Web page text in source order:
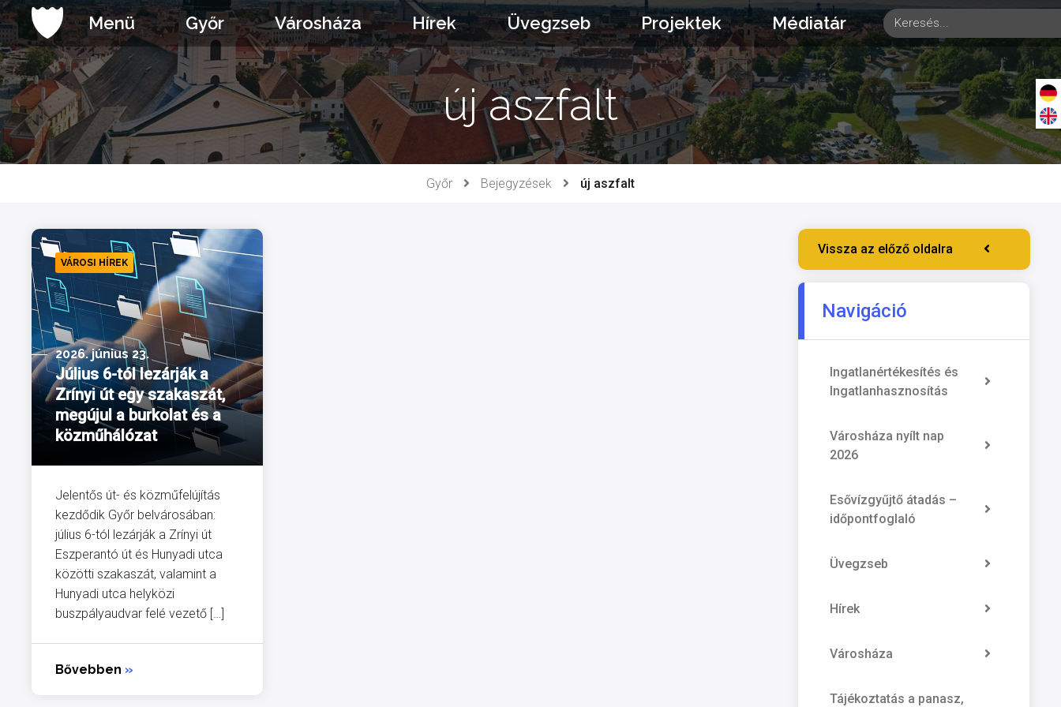
Ugrás
a
tartalomhoz
Menü Győr Városháza Hírek Üvegzseb Projektek Médiatár
új aszfalt
Győr Bejegyzések új aszfalt
VÁROSI HÍREK
2026. június 23.
Július 6-tól lezárják a
Zrínyi út egy szakaszát,
megújul a burkolat és a
közműhálózat
Jelentős út- és közműfelújítás
kezdődik Győr belvárosában:
július 6-tól lezárják a Zrínyi út
Eszperantó út és Hunyadi utca
közötti szakaszát, valamint a
Hunyadi utca helyközi
buszpályaudvar felé vezető […]
Bővebben »
Vissza az előző oldalra
Navigáció
Ingatlanértékesítés és
Ingatlanhasznosítás
Városháza nyílt nap
2026
Esővízgyűjtő átadás –
időpontfoglaló
Üvegzseb
Hírek
Városháza
Tájékoztatás a panasz,